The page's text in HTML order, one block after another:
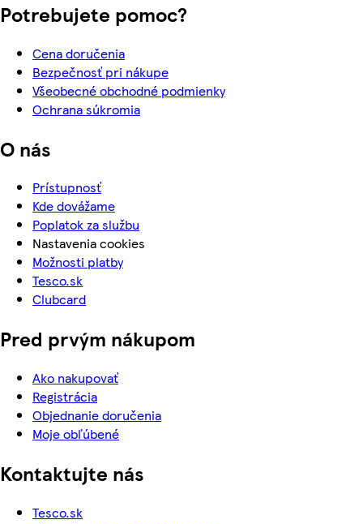
Potrebujete pomoc?
Cena doručenia
Bezpečnosť pri nákupe
Všeobecné obchodné podmienky
Ochrana súkromia
O nás
Prístupnosť
Kde dovážame
Poplatok za službu
Nastavenia cookies
Možnosti platby
Tesco.sk
Clubcard
Pred prvým nákupom
Ako nakupovať
Registrácia
Objednanie doručenia
Moje obľúbené
Kontaktujte nás
Tesco.sk